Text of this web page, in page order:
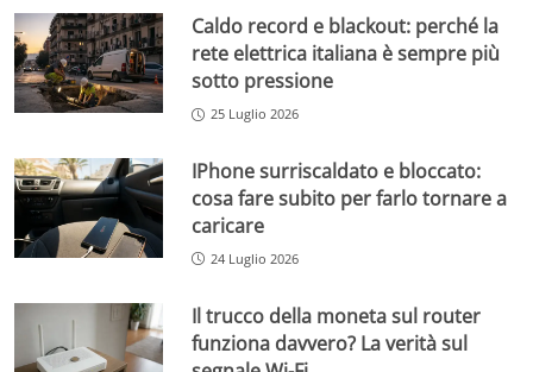
Caldo record e blackout: perché la
rete elettrica italiana è sempre più
sotto pressione
25 Luglio 2026
IPhone surriscaldato e bloccato:
cosa fare subito per farlo tornare a
caricare
24 Luglio 2026
Il trucco della moneta sul router
funziona davvero? La verità sul